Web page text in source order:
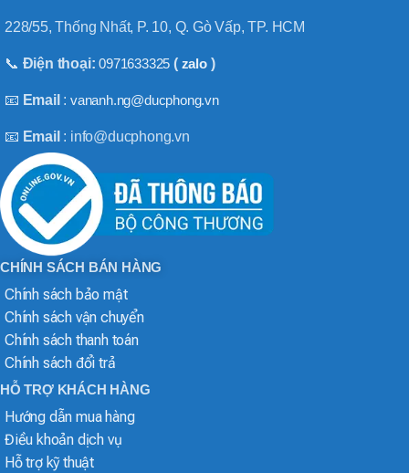
228/55, Thống Nhất, P. 10, Q. Gò Vấp, TP. HCM
📞 Điện thoại:0971633325 ( zalo)
📧 Email :vananh.ng@ducphong.vn
📧 Email : info@ducphong.vn
CHÍNH SÁCH BÁN HÀNG
Chính sách bảo mật
Chính sách vận chuyển
Chính sách thanh toán
Chính sách đổi trả
HỖ TRỢ KHÁCH HÀNG
Hướng dẫn mua hàng
Điều khoản dịch vụ
Hỗ trợ kỹ thuật